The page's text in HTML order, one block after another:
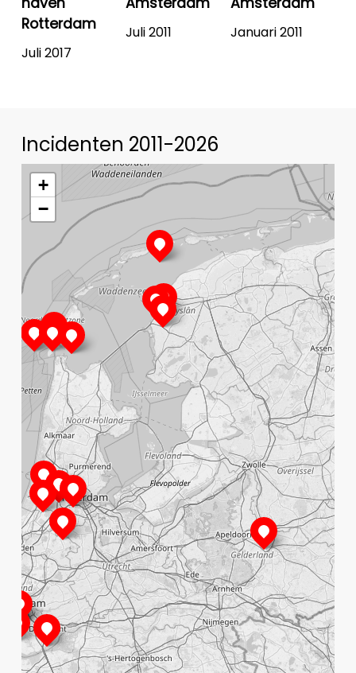
Rotterdam
Juli 2017
Juli 2011 Januari 2011
Incidenten 2011-2026
+
−